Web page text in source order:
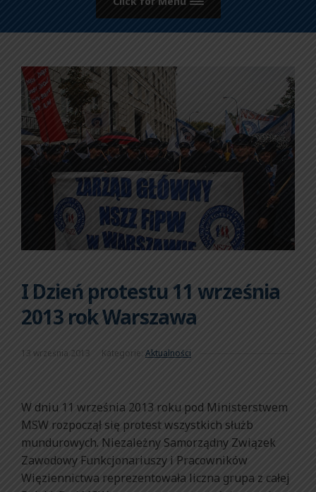
I Dzień protestu 11 września
2013 rok Warszawa
13 września 2013 Kategorie: Aktualności
W dniu 11 września 2013 roku pod Ministerstwem
MSW rozpoczął się protest wszystkich służb
mundurowych. Niezależny Samorządny Związek
Zawodowy Funkcjonariuszy i Pracowników
Więziennictwa reprezentowała liczna grupa z całej